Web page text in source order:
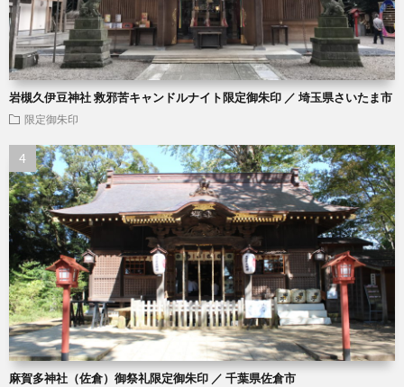
岩槻久伊豆神社 救邪苦キャンドルナイト限定御朱印 ／ 埼玉県さいたま市
限定御朱印
麻賀多神社（佐倉）御祭礼限定御朱印 ／ 千葉県佐倉市